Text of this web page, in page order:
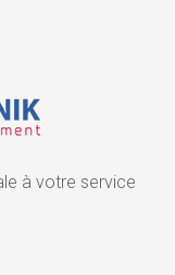
à votre service